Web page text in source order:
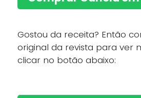
Gostou da receita? Então
original da revista para ver
clicar no botão abaixo: